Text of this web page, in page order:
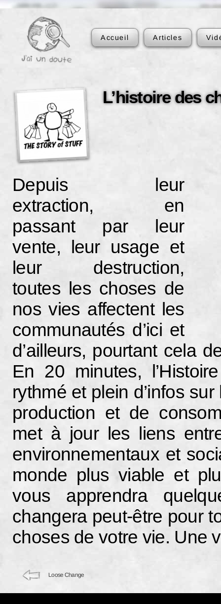
Accueil Articles
L’histoire des
Depuis leur
extraction, en
passant par leur
vente, leur usage et
leur destruction,
toutes les choses de
nos vies affectent les
communautés d’ici et
d’ailleurs, pourtant cela
En 20 minutes,
rythmé et plein d’infos
production et de
met à jour les liens
environnementaux et
monde plus viable et
vous apprendra
changera peut-être pour
choses de votre vie. Une
Loose Change